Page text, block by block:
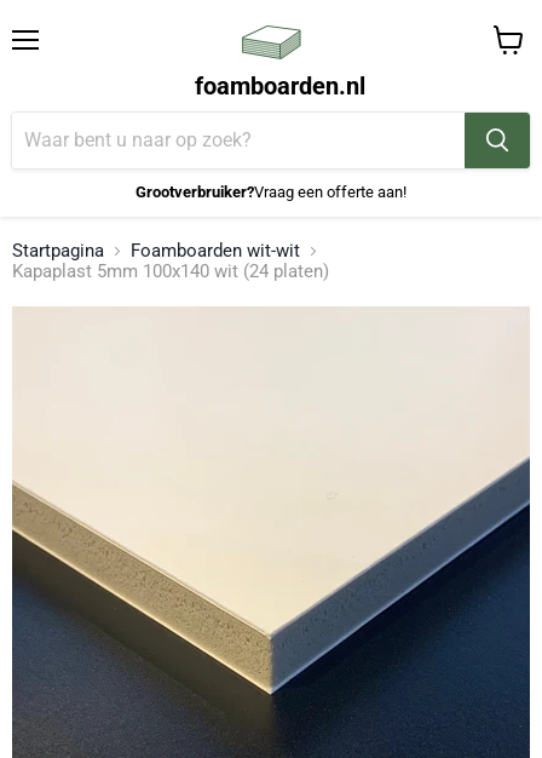
foamboarden.nl
Grootverbruiker?Vraag een offerte aan!
Startpagina
Foamboarden wit-wit
Kapaplast 5mm 100x140 wit (24 platen)